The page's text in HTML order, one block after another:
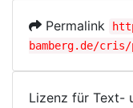
Permalink
bamberg.de/cris/
Lizenz für Text-